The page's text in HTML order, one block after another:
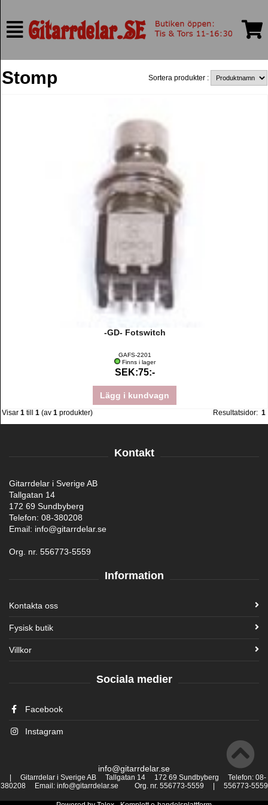
Stomp Sortera produkter :
-GD- Fotswitch
GAFS-2201
Finns i lager
SEK:75:-
Lägg i kundvagn
Visar 1 till 1 (av 1 produkter) Resultatsidor: 1
Kontakt
Gitarrdelar i Sverige AB
Tallgatan 14
172 69 Sundbyberg
Telefon: 08-380208
Email: info@gitarrdelar.se
Org. nr. 556773-5559
Information
Kontakta oss
Fysisk butik
Villkor
Sociala medier
Facebook
Instagram
info@gitarrdelar.se
| Gitarrdelar i Sverige AB Tallgatan 14 172 69 Sundbyberg Telefon: 08-
380208 Email: info@gitarrdelar.se Org. nr. 556773-5559 | 556773-5559